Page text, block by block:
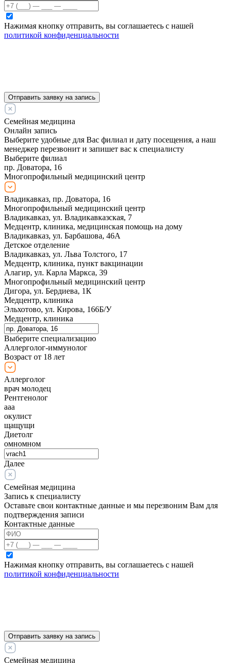
Нажимая кнопку отправить, вы соглашаетесь с нашей
политикой конфиденциальности
Отправить заявку на запись
Семейная медицина
Онлайн запись
Выберите удобные для Вас филиал и дату посещения, а наш
менеджер перезвонит и запишет вас к специалисту
Выберите филиал
пр. Доватора, 16
Многопрофильный медицинский центр
Владикавказ, пр. Доватора, 16
Многопрофильный медицинский центр
Владикавказ, ул. Владикавказская, 7
Медцентр, клиника, медицинская помощь на дому
Владикавказ, ул. Барбашова, 46А
Детское отделение
Владикавказ, ул. Льва Толстого, 17
Медцентр, клиника, пункт вакцинации
Алагир, ул. Карла Маркса, 39
Многопрофильный медицинский центр
Дигора, ул. Бердиева, 1К
Медцентр, клиника
Эльхотово, ул. Кирова, 166Б/У
Медцентр, клиника
Выберите специализацию
Аллерголог-иммунолог
Возраст от 18 лет
Аллерголог
врач молодец
Рентгенолог
ааа
окулист
щащущи
Диетолг
омномном
Далее
Семейная медицина
Запись к специалисту
Оставьте свои контактные данные и мы перезвоним Вам для
подтверждения записи
Контактные данные
Нажимая кнопку отправить, вы соглашаетесь с нашей
политикой конфиденциальности
Отправить заявку на запись
Семейная медицина